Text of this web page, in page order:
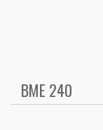
BME 240